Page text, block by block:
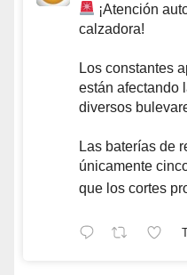
¡Atención
calzadora!
Los constantes
están afectando
diversos
Las baterías de
únicamente
que los cortes